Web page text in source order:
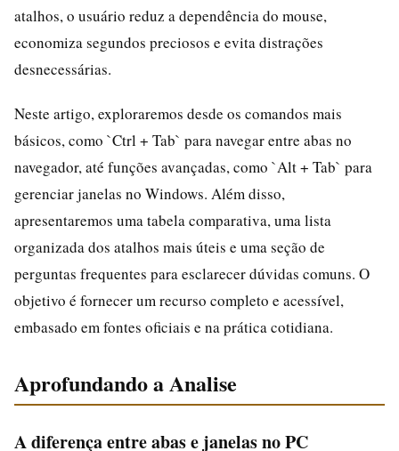
atalhos, o usuário reduz a dependência do mouse,
economiza segundos preciosos e evita distrações
desnecessárias.
Neste artigo, exploraremos desde os comandos mais
básicos, como `Ctrl + Tab` para navegar entre abas no
navegador, até funções avançadas, como `Alt + Tab` para
gerenciar janelas no Windows. Além disso,
apresentaremos uma tabela comparativa, uma lista
organizada dos atalhos mais úteis e uma seção de
perguntas frequentes para esclarecer dúvidas comuns. O
objetivo é fornecer um recurso completo e acessível,
embasado em fontes oficiais e na prática cotidiana.
Aprofundando a Analise
A diferença entre abas e janelas no PC